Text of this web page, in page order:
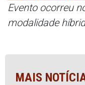
Evento ocorreu
modalidade
MAIS